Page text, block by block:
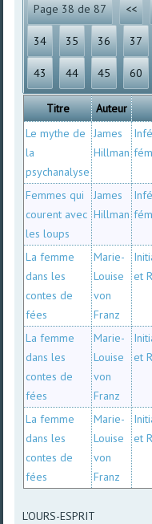
Page 38 de 87 <<
34 35 36 37
43 44 45 60
Titre Auteur
Le mythe de
la
psychanalyse
James
Hillman
Femmes qui
courent avec
les loups
James
Hillman
La femme
dans les
contes de
fées
Marie-
Louise
von
Franz
et
La femme
dans les
contes de
fées
Marie-
Louise
von
Franz
et
La femme
dans les
contes de
fées
Marie-
Louise
von
Franz
et
L'OURS-ESPRIT